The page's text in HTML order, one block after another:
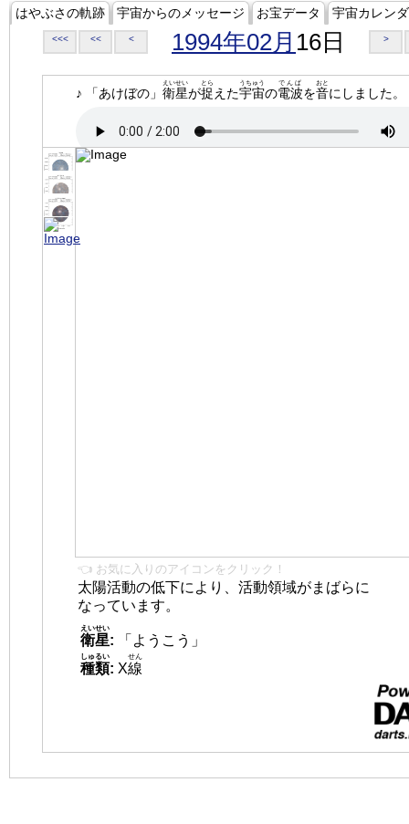
はやぶさの軌跡 宇宙からのメッセージ お宝データ 宇宙カレン
<<< << < 1994年02月 16日 >
♪ 「あけぼの」 衛星
えいせい
が捉
とら
えた宇宙
うちゅう
の電波
でんぱ
を音
おと
にしました。
👈 お気に入りのアイコンをクリック！
太陽活動の低下により、活動領域がまばらに
なっています。
衛星
えいせい
:
「ようこう」
種類
しゅるい
: X線
せん